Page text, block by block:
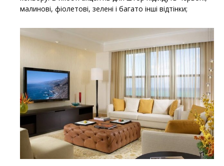
малинові, фіолетові, зелені і багато інші відтінки;